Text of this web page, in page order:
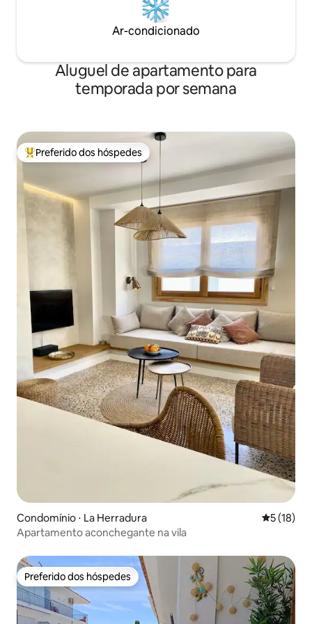
Ar-condicionado
Aluguel de apartamento para
temporada por semana
Entre os melhores preferidos dos hóspedes
Preferido dos hóspedes
Condomínio ⋅ La Herradura 5 de uma
5 (18)
Apartamento aconchegante na vila
Preferido dos hóspedes
Preferido dos hóspedes